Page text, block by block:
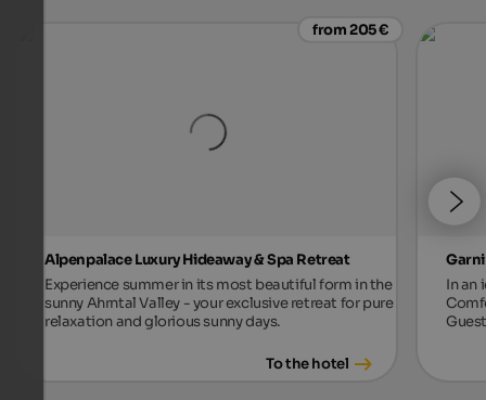
from 205 €
Alpenpalace Luxury Hideaway & Spa Retreat
Experience summer in its most beautiful form in the
sunny Ahrntal Valley - your exclusive retreat for pure
relaxation and glorious sunny days.
To the hotel
In an